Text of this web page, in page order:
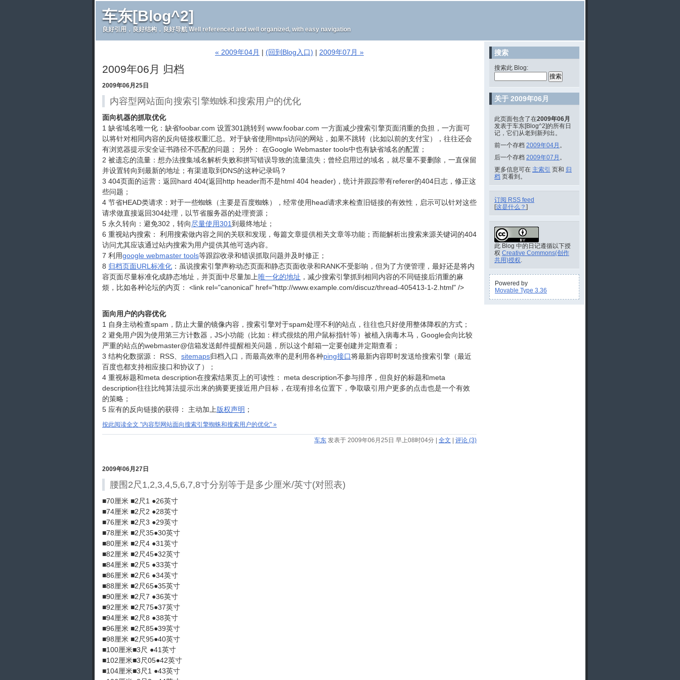
车东[Blog^2]
良好引用，良好结构，良好导航 Well referenced and well organized, with easy navigation
« 2009年04月 | (回到Blog入口) | 2009年07月 »
2009年06月 归档
2009年06月25日
内容型网站面向搜索引擎蜘蛛和搜索用户的优化
面向机器的抓取优化
1 缺省域名唯一化：缺省foobar.com 设置301跳转到 www.foobar.com 一方面减少搜索引擎页面消重的负担，一方面可
以将针对相同内容的反向链接权重汇总。对于缺省使用https访问的网站，如果不跳转（比如以前的支付宝），往往还会
有浏览器提示安全证书路径不匹配的问题； 另外： 在Google Webmaster tools中也有缺省域名的配置；
2 被遗忘的流量：想办法搜集域名解析失败和拼写错误导致的流量流失；曾经启用过的域名，就尽量不要删除，一直保留
并设置转向到最新的地址；有渠道取到DNS的这种记录吗？
3 404页面的运营：返回hard 404(返回http header而不是html 404 header)，统计并跟踪带有referer的404日志，修正这
些问题；
4 节省HEAD类请求：对于一些蜘蛛（主要是百度蜘蛛），经常使用head请求来检查旧链接的有效性，启示可以针对这些
请求做直接返回304处理，以节省服务器的处理资源；
5 永久转向：避免302，转向尽量使用301到最终地址；
6 重视站内搜索： 利用搜索做内容之间的关联和发现，每篇文章提供相关文章等功能；而能解析出搜索来源关键词的404
访问尤其应该通过站内搜索为用户提供其他可选内容。
7 利用google webmaster tools等跟踪收录和错误抓取问题并及时修正；
8 归档页面URL标准化 ：虽说搜索引擎声称动态页面和静态页面收录和RANK不受影响，但为了方便管理，最好还是将内
容页面尽量标准化成静态地址，并页面中尽量加上唯一化的地址 ，减少搜索引擎抓到相同内容的不同链接后消重的麻
烦，比如各种论坛的内页： <link rel="canonical" href="http://www.example.com/discuz/thread-405413-1-2.html" />
面向用户的内容优化
1 自身主动检查spam，防止大量的镜像内容，搜索引擎对于spam处理不利的站点，往往也只好使用整体降权的方式；
2 避免用户因为使用第三方计数器，JS小功能（比如：样式很炫的用户鼠标指针等）被植入病毒木马，Google会向比较
严重的站点的webmaster@信箱发送邮件提醒相关问题，所以这个邮箱一定要创建并定期查看；
3 结构化数据源： RSS、 sitemaps归档入口，而最高效率的是利用各种ping接口将最新内容即时发送给搜索引擎（最近
百度也都支持相应接口和协议了）；
4 重视标题和meta description在搜索结果页上的可读性： meta description不参与排序，但良好的标题和meta
description往往比纯算法提示出来的摘要更接近用户目标，在现有排名位置下，争取吸引用户更多的点击也是一个有效
的策略；
5 应有的反向链接的获得： 主动加上版权声明 ；
按此阅读全文 "内容型网站面向搜索引擎蜘蛛和搜索用户的优化" »
车东 发表于 2009年06月25日 早上08时04分 全文 评论 (3)
2009年06月27日
腰围2尺1,2,3,4,5,6,7,8寸分别等于是多少厘米/英寸(对照表)
■70厘米 ■2尺1 ●26英寸
■74厘米 ■2尺2 ●28英寸
■76厘米 ■2尺3 ●29英寸
■78厘米 ■2尺35●30英寸
■80厘米 ■2尺4 ●31英寸
■82厘米 ■2尺45●32英寸
■84厘米 ■2尺5 ●33英寸
■86厘米 ■2尺6 ●34英寸
■88厘米 ■2尺65●35英寸
■90厘米 ■2尺7 ●36英寸
■92厘米 ■2尺75●37英寸
■94厘米 ■2尺8 ●38英寸
■96厘米 ■2尺85●39英寸
■98厘米 ■2尺95●40英寸
■100厘米■3尺 ●41英寸
■102厘米■3尺05●42英寸
■104厘米■3尺1 ●43英寸
搜索
搜索此 Blog:
关于 2009年06月
此页面包含了在2009年06月
发表于车东[Blog^2]的所有日
记，它们从老到新列出。
前一个存档 2009年04月 。
后一个存档 2009年07月 。
更多信息可在 主索引 页和 归
档 页看到。
订阅 RSS feed
[这是什么？ ]
此 Blog 中的日记遵循以下授
权 Creative Commons(创作
共用)授权.
Powered by
Movable Type 3.36